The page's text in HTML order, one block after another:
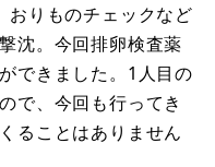
おりものチェックなど
沈。今回排卵検査薬
できました。1人目の
で、今回も行ってき
ることはありません